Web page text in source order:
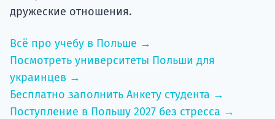
дружеские отношения.
Всё про учебу в Польше →
Посмотреть университеты Польши для
украинцев →
Бесплатно заполнить Анкету студента →
Поступление в Польшу 2027 без стресса →